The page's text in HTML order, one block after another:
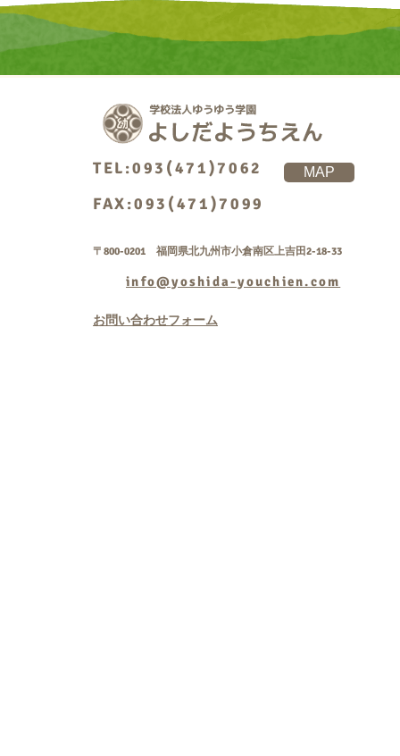
TEL:093(471)7062
FAX:093(471)7099
MAP
〒800-0201 福岡県北九州市小倉南区上吉田2-18-33
info@yoshida-youchien.com
お問い合わせフォーム